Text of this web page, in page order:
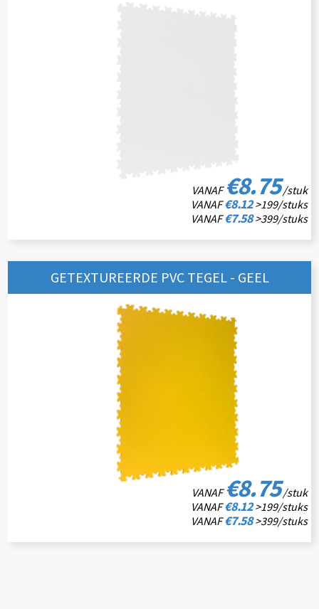
VANAF€8.75/stuk
VANAF€8.12>199/stuks
VANAF€7.58>399/stuks
GETEXTUREERDE PVC TEGEL - GEEL
VANAF€8.75/stuk
VANAF€8.12>199/stuks
VANAF€7.58>399/stuks